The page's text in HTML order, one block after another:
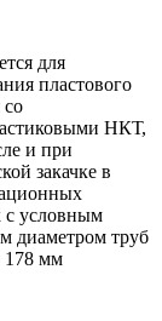
для
пластового
со
НКТ,
и при
закачке в
с условным
диаметром труб
178 мм